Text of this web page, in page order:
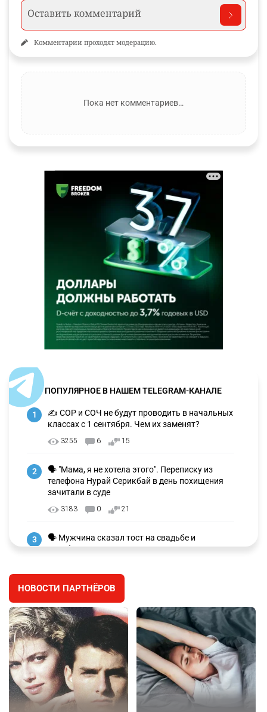
Комментарии проходят модерацию.
Пока нет комментариев…
ПОПУЛЯРНОЕ В НАШЕМ TELEGRAM-КАНАЛЕ
1
✍️ СОР и СОЧ не будут проводить в начальных
классах с 1 сентября. Чем их заменят?
3255 6 15
2
🗣 "Мама, я не хотела этого". Переписку из
телефона Нурай Серикбай в день похищения
зачитали в суде
3183 0 21
3
🗣 Мужчина сказал тост на свадьбе и
заработал уголовное дело
🐏 Скота больше, а мясо дороже. Почему в
Казахстане продолжают расти цены на
баранину и конину
2648
5
⚠️ Доброе утро, друзья! Предлагаем обзор
главных новостей за 4 августа
2774 0 1
НОВОСТИ ПАРТНЁРОВ